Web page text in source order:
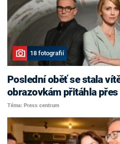
18 fotografií
Poslední oběť se stala
obrazovkám přitáhla
Téma: Press centrum